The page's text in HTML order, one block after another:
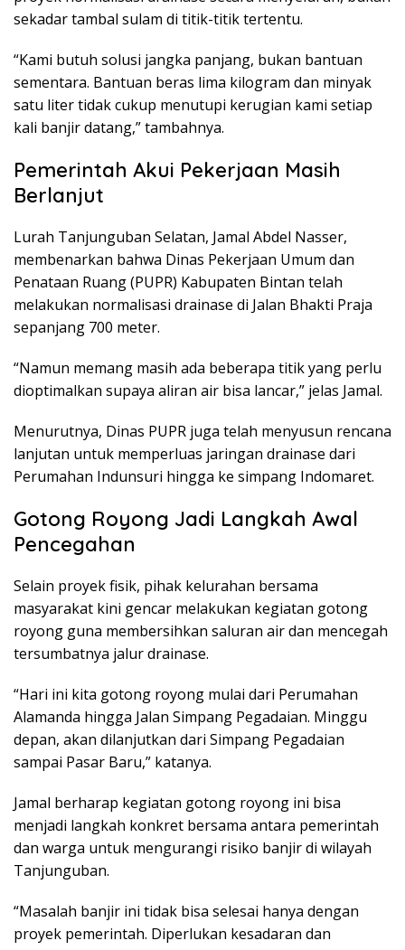
sekadar tambal sulam di titik-titik tertentu.
“Kami butuh solusi jangka panjang, bukan bantuan
sementara. Bantuan beras lima kilogram dan minyak
satu liter tidak cukup menutupi kerugian kami setiap
kali banjir datang,” tambahnya.
Pemerintah Akui Pekerjaan Masih
Berlanjut
Lurah Tanjunguban Selatan, Jamal Abdel Nasser,
membenarkan bahwa Dinas Pekerjaan Umum dan
Penataan Ruang (PUPR) Kabupaten Bintan telah
melakukan normalisasi drainase di Jalan Bhakti Praja
sepanjang 700 meter.
“Namun memang masih ada beberapa titik yang perlu
dioptimalkan supaya aliran air bisa lancar,” jelas Jamal.
Menurutnya, Dinas PUPR juga telah menyusun rencana
lanjutan untuk memperluas jaringan drainase dari
Perumahan Indunsuri hingga ke simpang Indomaret.
Gotong Royong Jadi Langkah Awal
Pencegahan
Selain proyek fisik, pihak kelurahan bersama
masyarakat kini gencar melakukan kegiatan gotong
royong guna membersihkan saluran air dan mencegah
tersumbatnya jalur drainase.
“Hari ini kita gotong royong mulai dari Perumahan
Alamanda hingga Jalan Simpang Pegadaian. Minggu
depan, akan dilanjutkan dari Simpang Pegadaian
sampai Pasar Baru,” katanya.
Jamal berharap kegiatan gotong royong ini bisa
menjadi langkah konkret bersama antara pemerintah
dan warga untuk mengurangi risiko banjir di wilayah
Tanjunguban.
“Masalah banjir ini tidak bisa selesai hanya dengan
proyek pemerintah. Diperlukan kesadaran dan